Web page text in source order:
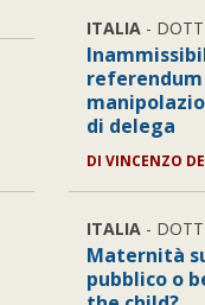
ITALIA -
di delega
DIVINCENZO
ITALIA -
Maternità
pubblico o